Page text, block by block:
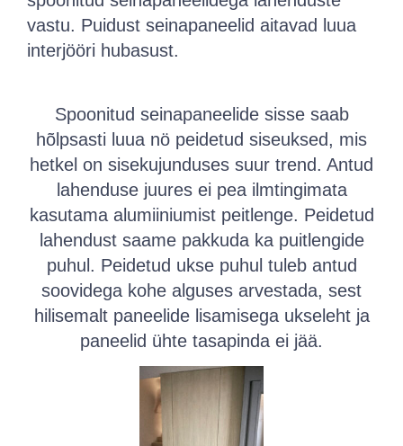
vastu. Puidust seinapaneelid aitavad luua
interjööri hubasust.
Spoonitud seinapaneelide sisse saab
hõlpsasti luua nö peidetud siseuksed, mis
hetkel on sisekujunduses suur trend. Antud
lahenduse juures ei pea ilmtingimata
kasutama alumiiniumist peitlenge. Peidetud
lahendust saame pakkuda ka puitlengide
puhul. Peidetud ukse puhul tuleb antud
soovidega kohe alguses arvestada, sest
hilisemalt paneelide lisamisega ukseleht ja
paneelid ühte tasapinda ei jää.